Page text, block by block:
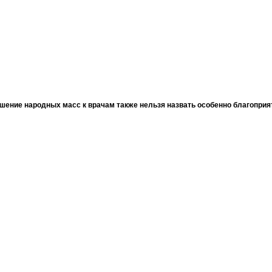
народных масс к врачам также нельзя назвать особенно